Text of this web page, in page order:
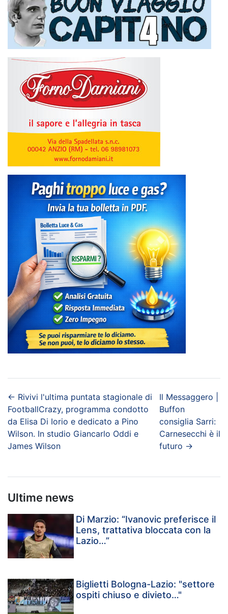
← Rivivi l'ultima puntata stagionale di
FootballCrazy, programma condotto
da Elisa Di Iorio e dedicato a Pino
Wilson. In studio Giancarlo Oddi e
James Wilson
Il Messaggero |
Buffon
consiglia Sarri:
Carnesecchi è il
futuro →
Ultime news
Di Marzio: “Ivanovic preferisce il
Lens, trattativa bloccata con la
Lazio…”
Biglietti Bologna-Lazio: "settore
ospiti chiuso e divieto…"